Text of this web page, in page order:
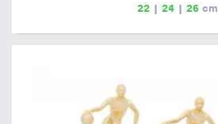
22 | 24 | 26 cm